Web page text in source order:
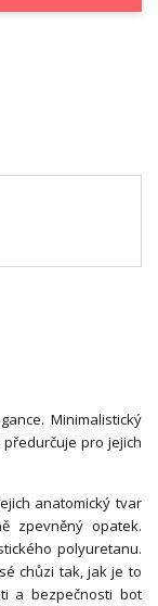
Minimalistický
pro jejich
anatomický tvar
zpevněný opatek.
polyuretanu.
chůzi tak, jak je to
a bezpečnosti bot